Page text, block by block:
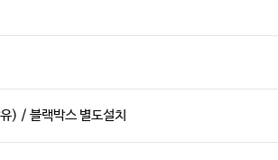
) / 블랙박스 별도설치